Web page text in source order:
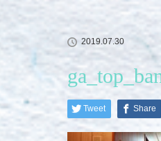
2019.07.30
Tweet Share